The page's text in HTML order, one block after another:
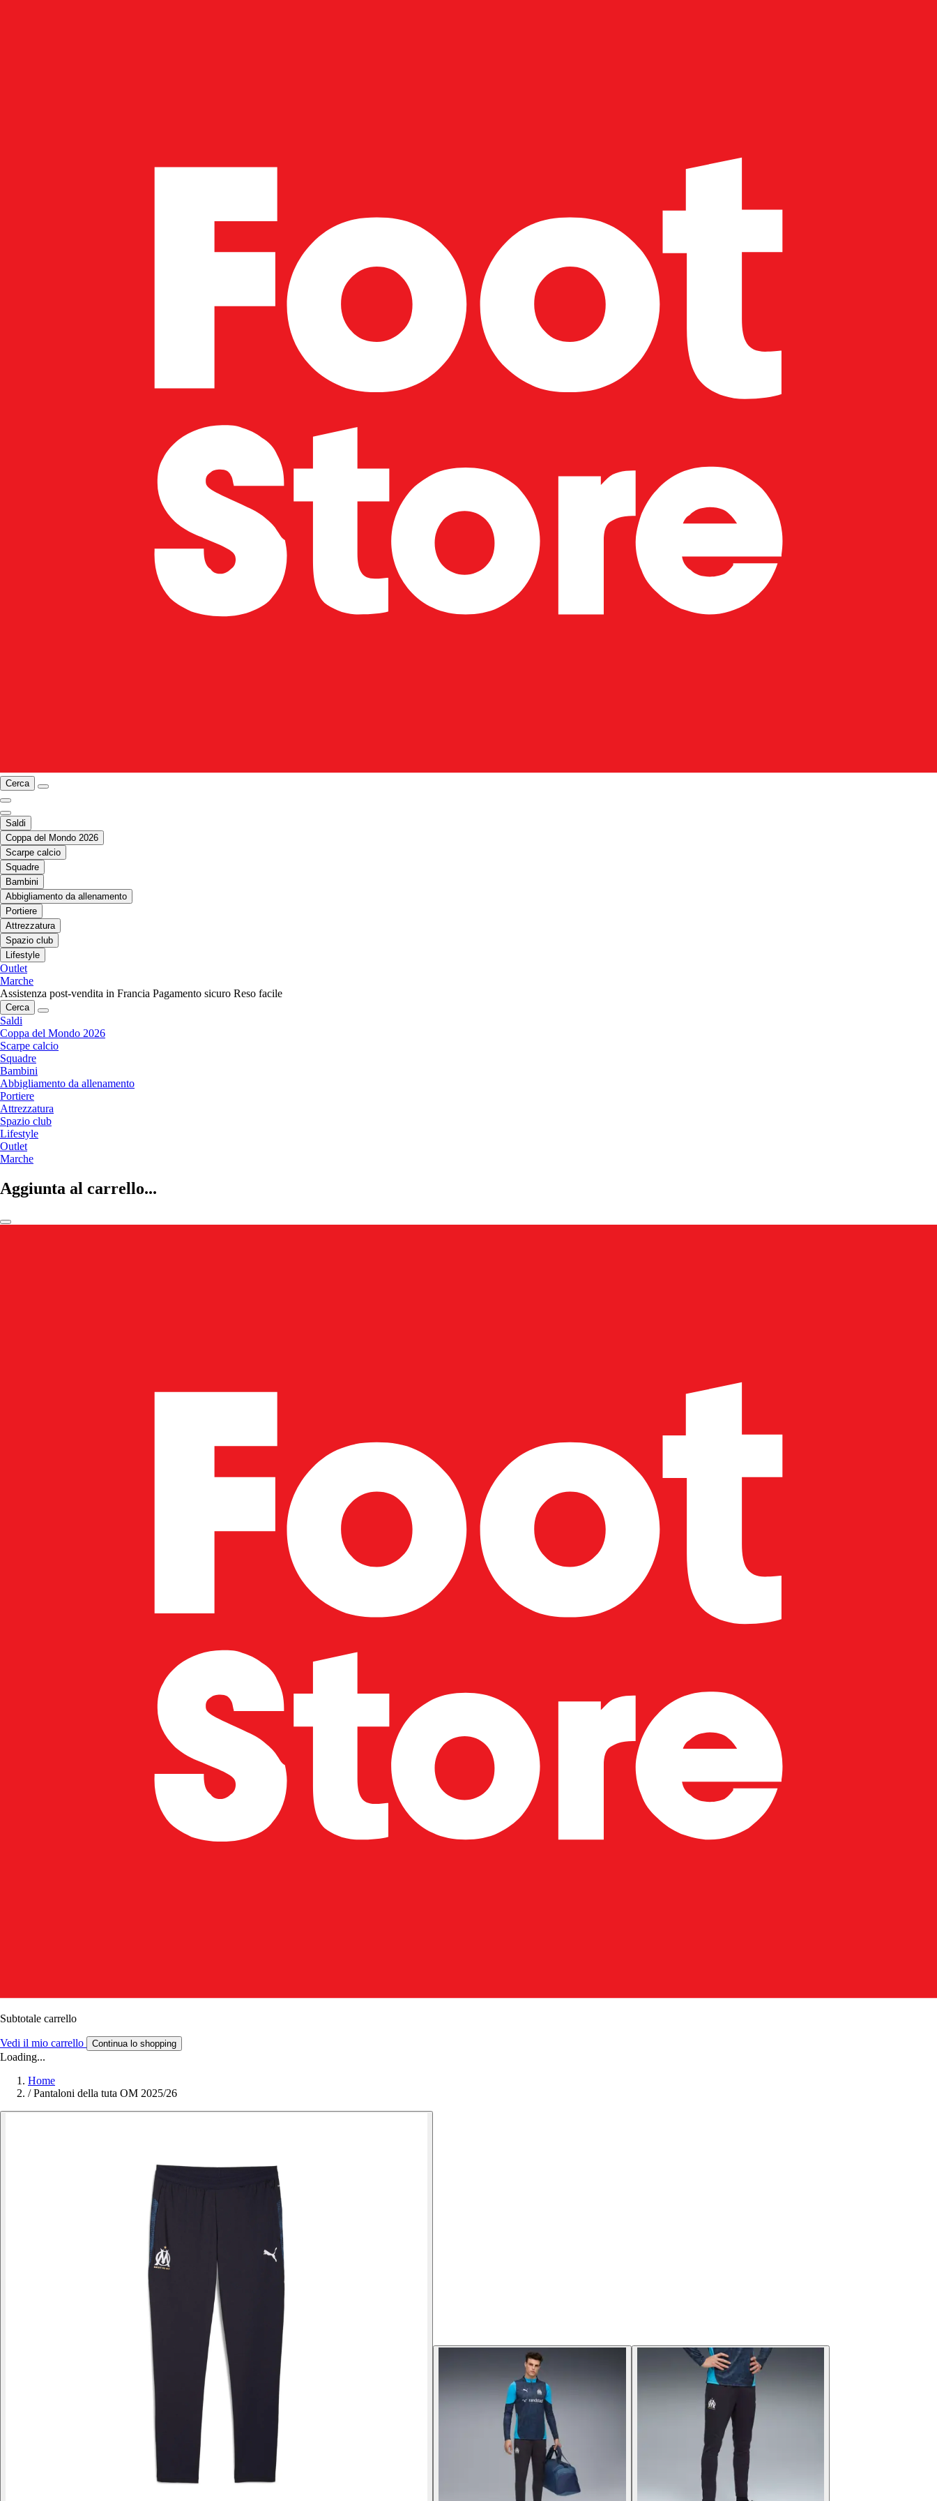
Cerca
Saldi
Coppa del Mondo 2026
Scarpe calcio
Squadre
Bambini
Abbigliamento da allenamento
Portiere
Attrezzatura
Spazio club
Lifestyle
Outlet
Marche
Assistenza post-vendita in Francia Pagamento sicuro Reso facile
Cerca
Saldi
Coppa del Mondo 2026
Scarpe calcio
Squadre
Bambini
Abbigliamento da allenamento
Portiere
Attrezzatura
Spazio club
Lifestyle
Outlet
Marche
Aggiunta al carrello...
Subtotale carrello
Vedi il mio carrello Continua lo shopping
Loading...
Home
/ Pantaloni della tuta OM 2025/26